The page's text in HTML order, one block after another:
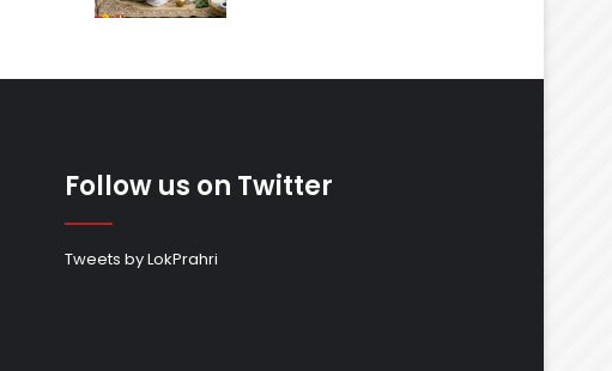
Follow us on Twitter
Tweets by LokPrahri